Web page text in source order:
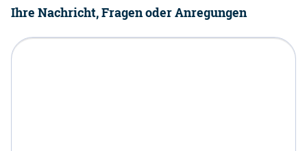
Ihre Nachricht, Fragen oder Anregungen